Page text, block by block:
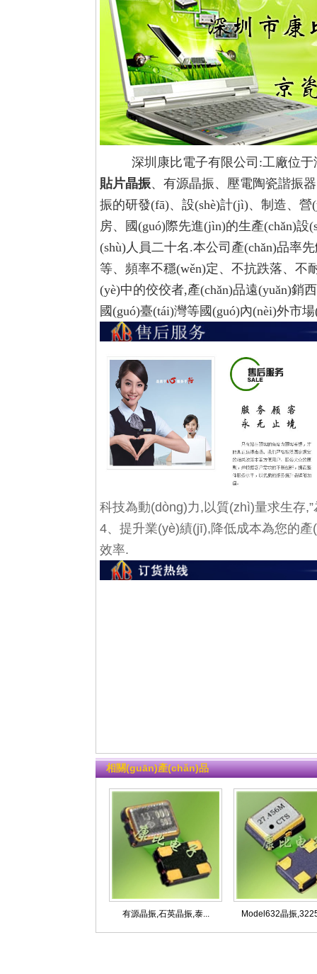
深圳康比電子有限公司:工廠位于
貼片晶振、有源晶振、壓電陶瓷諧振
振的研發(fā)、設(shè)計(jì)、制造、
房、國(guó)際先進(jìn)的生產(chǎn)
(shù)人員二十名.本公司產(chǎn)品率
等、頻率不穩(wěn)定、不抗跌落、不
(yè)中的佼佼者,產(chǎn)品遠(yuǎn)銷
國(guó)臺(tái)灣等國(guó)內(nèi)外市場
科技為動(dòng)力,以質(zhì)量求生存,”
4、提升業(yè)績(jī),降低成本為您的
效率.
相關(guān)產(chǎn)品
有源晶振,石英晶振,泰... Model632晶振